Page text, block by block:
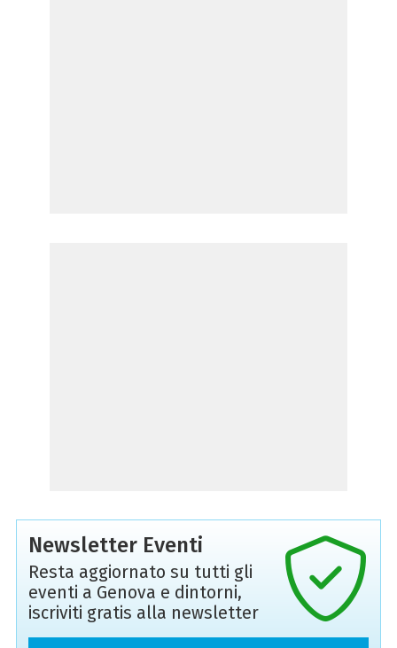
Newsletter Eventi
Resta aggiornato su tutti gli
eventi a Genova e dintorni,
iscriviti gratis alla newsletter